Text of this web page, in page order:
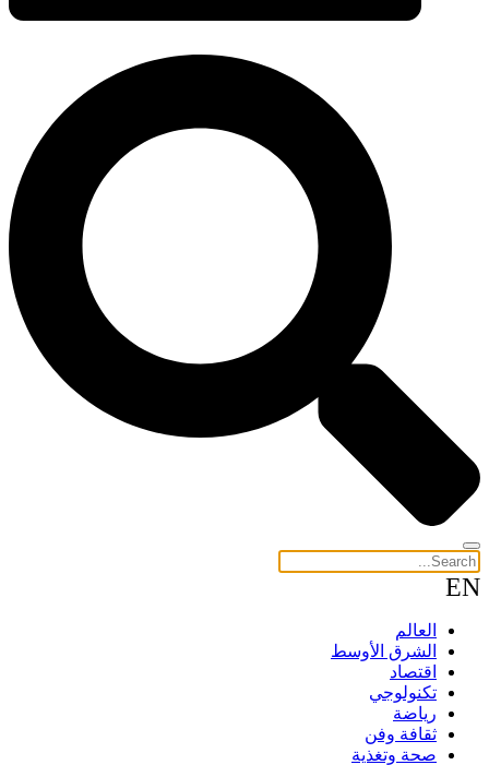
EN
العالم
الشرق الأوسط
اقتصاد
تكنولوجي
رياضة
ثقافة وفن
صحة وتغذية